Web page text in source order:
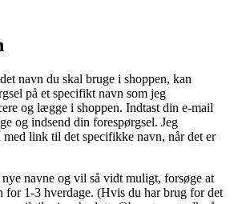
navn du skal bruge i shoppen, kan
på et specifikt navn som jeg
og lægge i shoppen. Indtast din e-mail
og indsend din forespørgsel. Jeg
link til det specifikke navn, når det er
navne og vil så vidt muligt, forsøge at
for 1-3 hverdage. (Hvis du har brug for det